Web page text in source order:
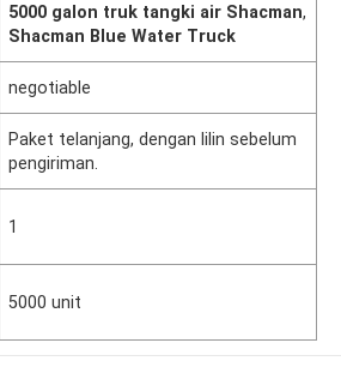
5000 galon truk tangki air Shacman,
Shacman Blue Water Truck
negotiable
Paket telanjang, dengan lilin sebelum
pengiriman.
1
5000 unit